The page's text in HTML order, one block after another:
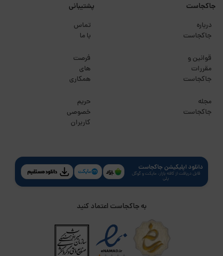
جاکجاست
درباره
جاکجاست
قوانین و
مقررات
جاکجاست
مجله
جاکجاست
پشتیبانی
تماس
با ما
فرصت
های
همکاری
حریم
خصوصی
کاربران
دانلود اپلیکیشن جاکجاست
قابل دریافت از کافه بازار، مایکت و گوگل
پلی
به جاکجاست اعتماد کنید